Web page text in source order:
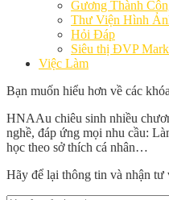
Gương Thành
Thư Viện Hình
Hỏi Đáp
Siêu thị ĐVP
Việc Làm
Bạn muốn hiểu hơn về các
HNAAu chiêu sinh nhiều
nghề, đáp ứng mọi nhu cầu:
học theo sở thích cá nhân…
Hãy để lại thông tin và nhận tư